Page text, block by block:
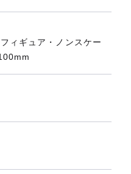
ィギュア・ノンスケー